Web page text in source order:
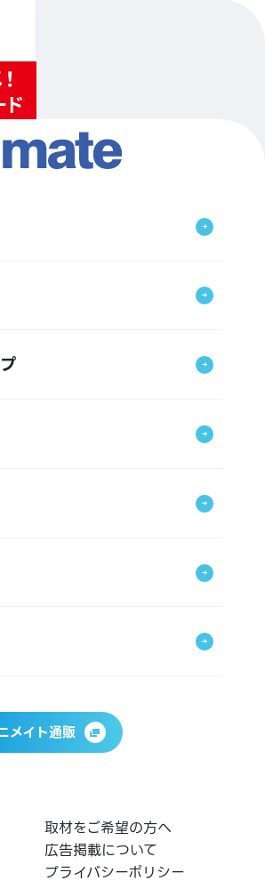
メイト通販
取材をご希望の方へ
広告掲載について
プライバシーポリシー